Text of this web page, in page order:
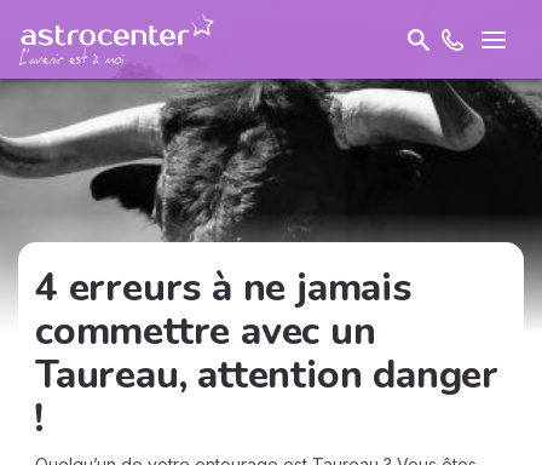
4 erreurs à ne jamais
commettre avec un
Taureau, attention danger
!